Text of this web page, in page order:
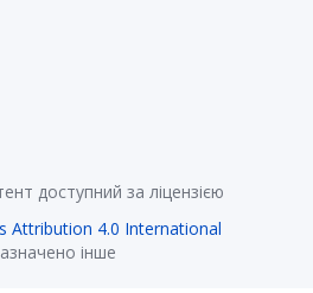
доступний за ліцензією
Attribution 4.0 International
інше